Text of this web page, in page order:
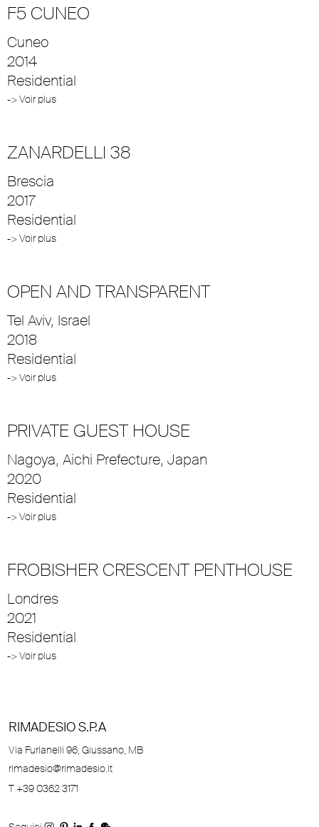
F5 CUNEO
Cuneo
2014
Residential
-> Voir plus
ZANARDELLI 38
Brescia
2017
Residential
-> Voir plus
OPEN AND TRANSPARENT
Tel Aviv, Israel
2018
Residential
-> Voir plus
PRIVATE GUEST HOUSE
Nagoya, Aichi Prefecture, Japan
2020
Residential
-> Voir plus
FROBISHER CRESCENT PENTHOUSE
Londres
2021
Residential
-> Voir plus
RIMADESIO S.P.A
Via Furlanelli 96, Giussano, MB
rimadesio@rimadesio.it
T +39 0362 3171